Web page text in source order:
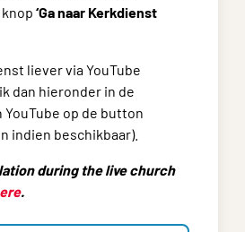
‘Ga naar Kerkdienst
liever via YouTube
dan hieronder in de
YouTube op de button
indien beschikbaar).
during the live church
.